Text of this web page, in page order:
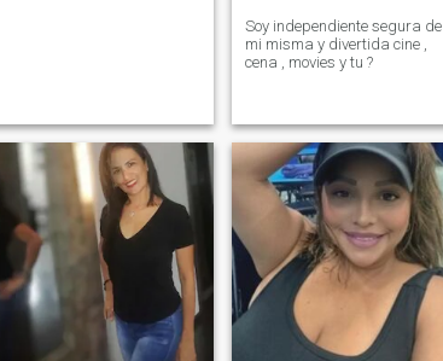
Soy independiente segura de
mi misma y divertida cine ,
cena , movies y tu ?